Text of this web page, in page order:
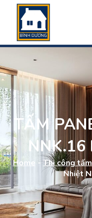
TẤM
NNK.16
Home -Thi công
Nhiệt